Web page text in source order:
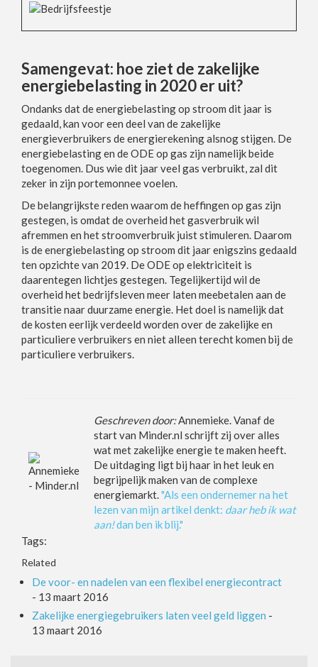
Samengevat: hoe ziet de zakelijke
energiebelasting in 2020 er uit?
Ondanks dat de energiebelasting op stroom dit jaar is
gedaald, kan voor een deel van de zakelijke
energieverbruikers de energierekening alsnog stijgen. De
energiebelasting en de ODE op gas zijn namelijk beide
toegenomen. Dus wie dit jaar veel gas verbruikt, zal dit
zeker in zijn portemonnee voelen.
De belangrijkste reden waarom de heffingen op gas zijn
gestegen, is omdat de overheid het gasverbruik wil
afremmen en het stroomverbruik juist stimuleren. Daarom
is de energiebelasting op stroom dit jaar enigszins gedaald
ten opzichte van 2019. De ODE op elektriciteit is
daarentegen lichtjes gestegen. Tegelijkertijd wil de
overheid het bedrijfsleven meer laten meebetalen aan de
transitie naar duurzame energie. Het doel is namelijk dat
de kosten eerlijk verdeeld worden over de zakelijke en
particuliere verbruikers en niet alleen terecht komen bij de
particuliere verbruikers.
Geschreven door:Annemieke. Vanaf de
start van Minder.nl schrijft zij over alles
wat met zakelijke energie te maken heeft.
De uitdaging ligt bij haar in het leuk en
begrijpelijk maken van de complexe
energiemarkt."Als een ondernemer na het
lezen van mijn artikel denkt: daar heb ik wat
aan!dan ben ik blij."
Tags:
Related
De voor- en nadelen van een flexibel energiecontract
- 13 maart 2016
Zakelijke energiegebruikers laten veel geld liggen -
13 maart 2016